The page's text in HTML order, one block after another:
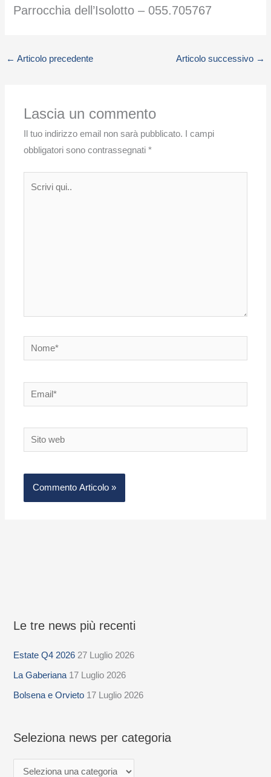
Parrocchia dell’Isolotto – 055.705767
← Articolo precedente Articolo successivo →
Lascia un commento
Il tuo indirizzo email non sarà pubblicato.
I campi
obbligatori sono contrassegnati*
Nome*
Email*
Sito
web
Le tre news più recenti
Estate Q4 2026 27 Luglio 2026
La Gaberiana 17 Luglio 2026
Bolsena e Orvieto 17 Luglio 2026
Seleziona news per categoria
S
l
e
z